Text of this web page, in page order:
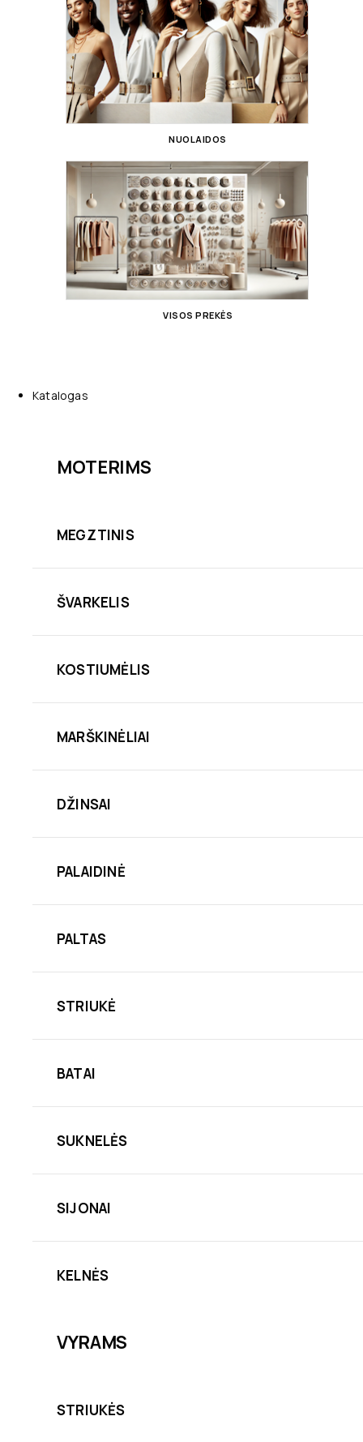
NUOLAIDOS
VISOS PREKĖS
Katalogas
MOTERIMS
MEGZTINIS
ŠVARKELIS
KOSTIUMĖLIS
MARŠKINĖLIAI
DŽINSAI
PALAIDINĖ
PALTAS
STRIUKĖ
BATAI
SUKNELĖS
SIJONAI
KELNĖS
VYRAMS
STRIUKĖS